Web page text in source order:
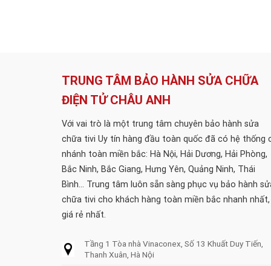
TRUNG TÂM BẢO HÀNH SỬA CHỮA
ĐIỆN TỬ CHÂU ANH
Với vai trò là một trung tâm chuyên bảo hành sửa
chữa tivi Uy tín hàng đầu toàn quốc đã có hệ thống
nhánh toàn miền bắc: Hà Nội, Hải Dương, Hải Phòng,
Bắc Ninh, Bắc Giang, Hưng Yên, Quảng Ninh, Thái
Bình... Trung tâm luôn sẵn sàng phục vụ bảo hành
chữa tivi cho khách hàng toàn miền bắc nhanh nhất,
giá rẻ nhất.
Tầng 1 Tòa nhà Vinaconex, Số 13 Khuất Duy Tiến,
Thanh Xuân, Hà Nội